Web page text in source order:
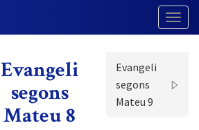
Evangeli
segons
Mateu 8
Evangeli
segons
Mateu 9